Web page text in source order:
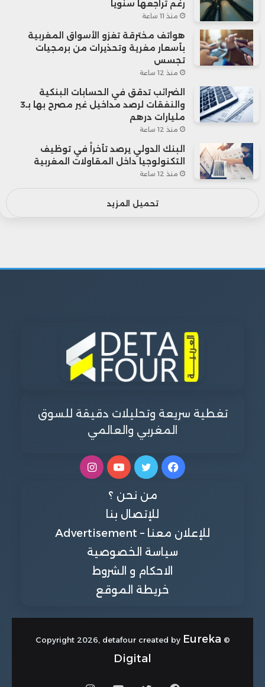
رغم تراجعها سنوياً
منذ 11 ساعة
هواتف مخترقة تغزو الأسواق المغربية
بأسعار مغرية وتحذيرات من برمجيات
تجسس
منذ 12 ساعة
الضرائب تدقق في الحسابات البنكية
والنفقات لرصد مداخيل غير مصرح بها بـ3
مليارات درهم
منذ 12 ساعة
البنك الدولي يرصد تأخراً في توظيف
التكنولوجيا داخل المقاولات المغربية
منذ 12 ساعة
تحميل المزيد
تغطية سريعة وتحليلات دقيقة للسوق
المغربي والعالمي
فيسبوكتويتر يوتيوبانستقرام
من نحن ؟
للإتصال بنا
للإعلان معنا – Advertisement
سياسة الخصوصية
الاحكام و الشروط
خريطة الموقع
© Copyright 2026, detafour created by
Eureka
Digital